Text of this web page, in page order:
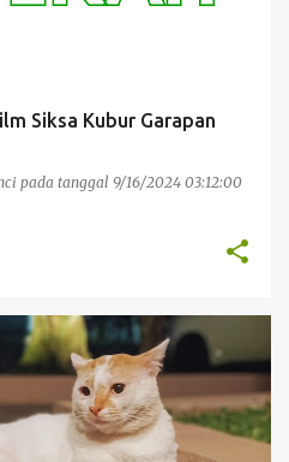
Siksa Kubur Garapan
pada tanggal 9/16/2024 03:12:00